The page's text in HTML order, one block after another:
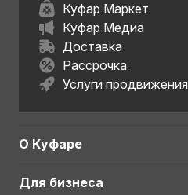
Куфар Маркет
Куфар Медиа
Доставка
Рассрочка
Услуги продвижения
О Куфаре
Для бизнеса